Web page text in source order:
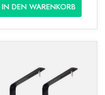
IN DEN WARENKORB